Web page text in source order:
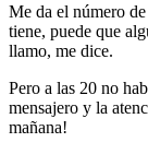
Me da el número
tiene, puede que
llamo, me dice.
Pero a las 20 no
mensajero y la
mañana!